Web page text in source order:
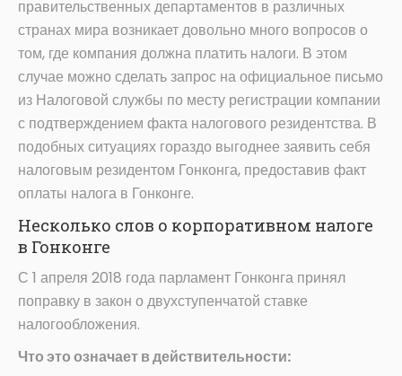
правительственных департаментов в различных
странах мира возникает довольно много вопросов о
том, где компания должна платить налоги. В этом
случае можно сделать запрос на официальное письмо
из Налоговой службы по месту регистрации компании
с подтверждением факта налогового резидентства. В
подобных ситуациях гораздо выгоднее заявить себя
налоговым резидентом Гонконга, предоставив факт
оплаты налога в Гонконге.
Несколько слов о корпоративном налоге
в Гонконге
С 1 апреля 2018 года парламент Гонконга принял
поправку в закон о двухступенчатой ставке
налогообложения.
Что это означает в действительности: